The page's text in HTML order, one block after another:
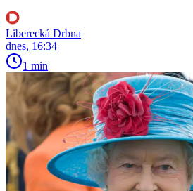
Liberecká Drbna
dnes, 16:34
1 min